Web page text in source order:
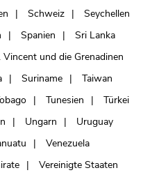
Schweiz
Seychellen
Spanien
Sri Lanka
Vincent und die Grenadinen
Suriname
Taiwan
Tunesien
Türkei
Ungarn
Uruguay
Venezuela
Vereinigte Staaten